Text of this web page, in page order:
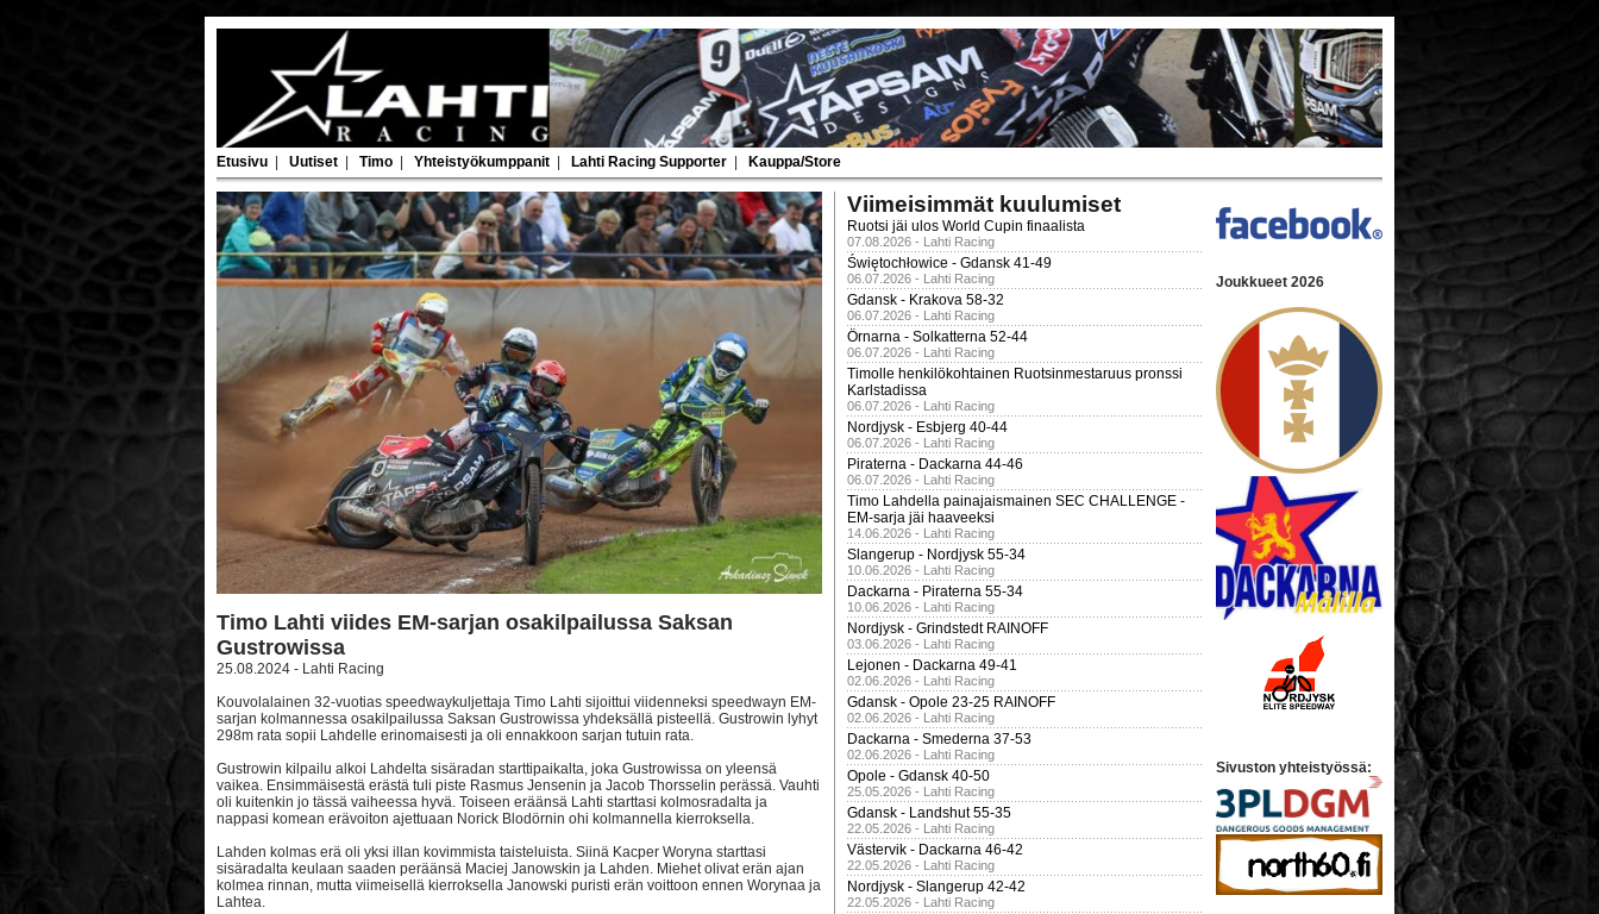
Etusivu Uutiset Timo Yhteistyökumppanit Lahti Racing Supporter Kauppa/Store
Timo Lahti viides EM-sarjan osakilpailussa Saksan
Gustrowissa
25.08.2024 - Lahti Racing
Kouvolalainen 32-vuotias speedwaykuljettaja Timo Lahti sijoittui viidenneksi speedwayn EM-
sarjan kolmannessa osakilpailussa Saksan Gustrowissa yhdeksällä pisteellä. Gustrowin lyhyt
298m rata sopii Lahdelle erinomaisesti ja oli ennakkoon sarjan tutuin rata.
Gustrowin kilpailu alkoi Lahdelta sisäradan starttipaikalta, joka Gustrowissa on yleensä
vaikea. Ensimmäisestä erästä tuli piste Rasmus Jensenin ja Jacob Thorsselin perässä. Vauhti
oli kuitenkin jo tässä vaiheessa hyvä. Toiseen eräänsä Lahti starttasi kolmosradalta ja
nappasi komean erävoiton ajettuaan Norick Blodörnin ohi kolmannella kierroksella.
Lahden kolmas erä oli yksi illan kovimmista taisteluista. Siinä Kacper Woryna starttasi
sisäradalta keulaan saaden peräänsä Maciej Janowskin ja Lahden. Miehet olivat erän ajan
kolmea rinnan, mutta viimeisellä kierroksella Janowski puristi erän voittoon ennen Worynaa ja
Lahtea.
Viimeisimmät kuulumiset
Ruotsi jäi ulos World Cupin finaalista
07.08.2026 - Lahti Racing
Świętochłowice - Gdansk 41-49
06.07.2026 - Lahti Racing
Gdansk - Krakova 58-32
06.07.2026 - Lahti Racing
Örnarna - Solkatterna 52-44
06.07.2026 - Lahti Racing
Timolle henkilökohtainen Ruotsinmestaruus pronssi
Karlstadissa
06.07.2026 - Lahti Racing
Nordjysk - Esbjerg 40-44
06.07.2026 - Lahti Racing
Piraterna - Dackarna 44-46
06.07.2026 - Lahti Racing
Timo Lahdella painajaismainen SEC CHALLENGE -
EM-sarja jäi haaveeksi
14.06.2026 - Lahti Racing
Slangerup - Nordjysk 55-34
10.06.2026 - Lahti Racing
Dackarna - Piraterna 55-34
10.06.2026 - Lahti Racing
Nordjysk - Grindstedt RAINOFF
03.06.2026 - Lahti Racing
Lejonen - Dackarna 49-41
02.06.2026 - Lahti Racing
Gdansk - Opole 23-25 RAINOFF
02.06.2026 - Lahti Racing
Dackarna - Smederna 37-53
02.06.2026 - Lahti Racing
Opole - Gdansk 40-50
25.05.2026 - Lahti Racing
Gdansk - Landshut 55-35
22.05.2026 - Lahti Racing
Västervik - Dackarna 46-42
22.05.2026 - Lahti Racing
Nordjysk - Slangerup 42-42
22.05.2026 - Lahti Racing
Joukkueet 2026
Sivuston yhteistyössä: